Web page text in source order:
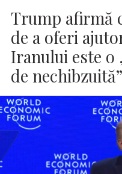
Trump afirmă
de a oferi
Iranului este o
de nechibzuită”